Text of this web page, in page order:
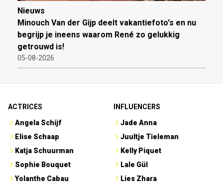
Nieuws
Minouch Van der Gijp deelt vakantiefoto's en nu
begrijp je ineens waarom René zo gelukkig
getrouwd is!
05-08-2026
ACTRICES
Angela Schijf
Elise Schaap
Katja Schuurman
Sophie Bouquet
Yolanthe Cabau
INFLUENCERS
Jade Anna
Juultje Tieleman
Kelly Piquet
Lale Gül
Lies Zhara